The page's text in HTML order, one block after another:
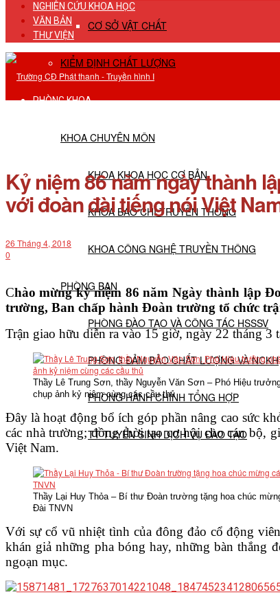
CƠ SỞ VẬT CHẤT
KIỂM ĐỊNH CHẤT LƯỢNG
PHÒNG KHOA
KHOA CHUYÊN MÔN
KHOA KHOA HỌC CƠ BẢN
KHOA BÁO CHÍ TRUYỀN THÔNG
KHOA CÔNG NGHỆ TRUYỀN THÔNG
PHÒNG BAN
PHÒNG ĐÀO TẠO VÀ CÔNG TÁC HSSSV
PHÒNG ĐẢM BẢO CHẤT LƯỢNG VÀ NCKH
PHÒNG HÀNH CHÍNH TỔNG HỢP
TT TUYỂN SINH DỊCH VỤ ĐÀO TẠO
NGHIÊN CỨU KHOA HỌC
VĂN BẢN
THƯ VIỆN
NGHIÊN CỨU KHOA HỌC
VĂN BẢN
THƯ VIỆN
Kỷ niệm 86 năm ngày thành
với đoàn đài tiếng nói Việt
26 Tháng 4, 2018
0
Chào mừng kỷ niệm 86 năm Ngày thành lập
trường, Ban chấp hành Đoàn trường tổ chức
Trận giao hữu diễn ra vào 15 giờ, ngày 22 tháng 3
Thầy Lê Trung Sơn, thầy Nguyễn Văn Sơn – Phó Hiệu
chụp ảnh kỷ niệm cùng các cầu thủ
Đây là hoạt động bổ ích góp phần nâng cao sức
các nhà trường; đồng thời tạo cơ hội cho cán bộ,
Việt Nam.
Thầy Lại Huy Thỏa – Bí thư Đoàn trường tặng hoa chúc
Đài TNVN
Với sự cổ vũ nhiệt tình của đông đảo cổ động
khán giả những pha bóng hay, những bàn thắng
ngoạn mục.